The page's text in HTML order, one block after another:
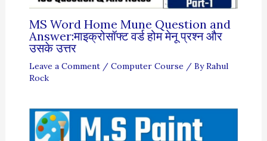
MS Word Home Mune Question and
Answer:माइक्रोसॉफ्ट वर्ड होम मेनू प्रश्न और
उसके उत्तर
Leave a Comment / Computer Course/ ByRahul
Rock